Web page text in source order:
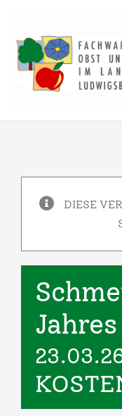
springen
Jahresprogramm
Termine
Blog
Infos & Links
Kontakt
DIESE